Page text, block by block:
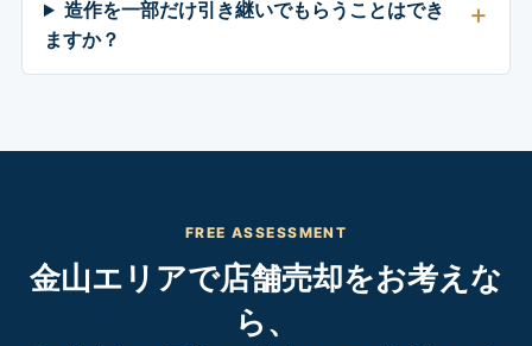
造作を一部だけ引き継いでもらうことはでき
ますか？
FREE ASSESSMENT
金山エリアで店舗売却をお考えな
ら、